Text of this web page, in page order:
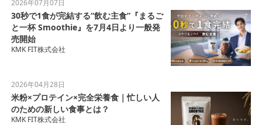
2026年07月07日
30秒で1食が完結する“飲む主食”『まるご
と一杯 Smoothie』を7月4日より一般発
売開始
KMK FIT株式会社
2026年04月28日
米粉×プロテイン×完全栄養食｜忙しい人
のための新しい食事とは？
KMK FIT株式会社